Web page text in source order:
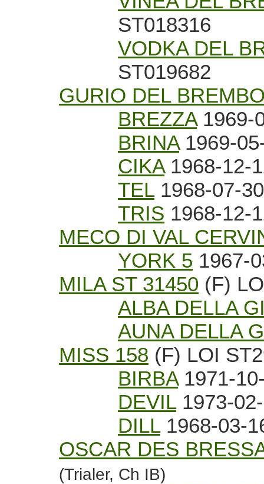
ST018316
VODKA DEL
ST019682
GURIO DEL
BREZZA1969-
BRINA1969-
CIKA1968-12-
TEL1968-07-
TRIS 1968-12-
MECO DI VAL
YORK 5 1967-
MILA ST 31450 (F)
ALBA DELLA
AUNA DELLA
MISS 158 (F) LOI
BIRBA1971-
DEVIL1973-
DILL1968-03-
OSCAR DES
(Trialer, Ch IB)